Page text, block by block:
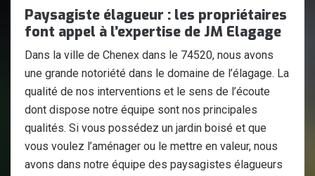
Paysagiste élagueur : les propriétaires
font appel à l’expertise de JM Elagage
Dans la ville de Chenex dans le 74520, nous avons
une grande notoriété dans le domaine de l’élagage. La
qualité de nos interventions et le sens de l’écoute
dont dispose notre équipe sont nos principales
qualités. Si vous possédez un jardin boisé et que
vous voulez l’aménager ou le mettre en valeur, nous
avons dans notre équipe des paysagistes élagueurs